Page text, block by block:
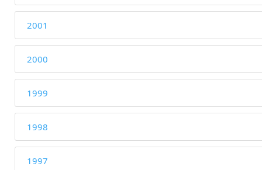
2001
2000
1999
1998
1997